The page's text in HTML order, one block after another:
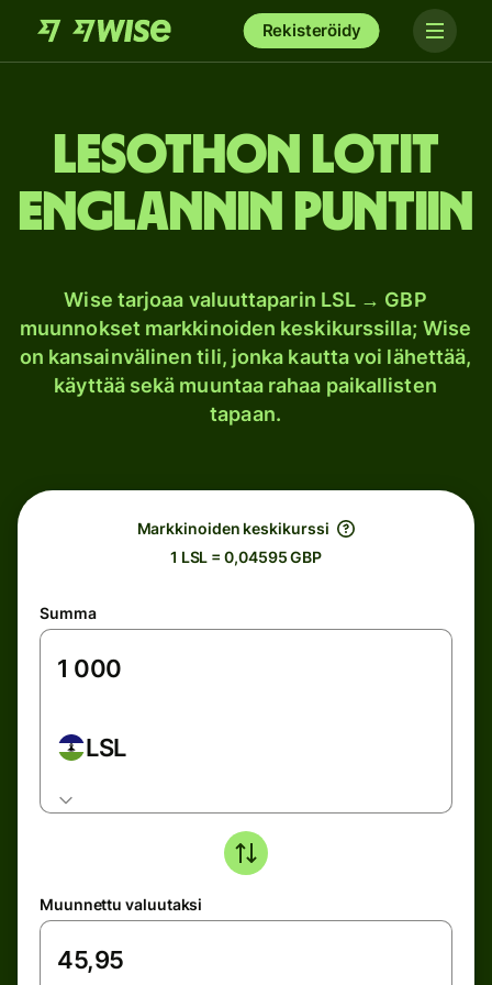
Rekisteröidy
Lesothon lotit
Englannin puntiin
Wise tarjoaa valuuttaparin LSL → GBP
muunnokset markkinoiden keskikurssilla; Wise
on kansainvälinen tili, jonka kautta voi lähettää,
käyttää sekä muuntaa rahaa paikallisten
tapaan.
Markkinoiden keskikurssi
1 LSL = 0,04595 GBP
Summa
LSL
Muunnettu valuutaksi